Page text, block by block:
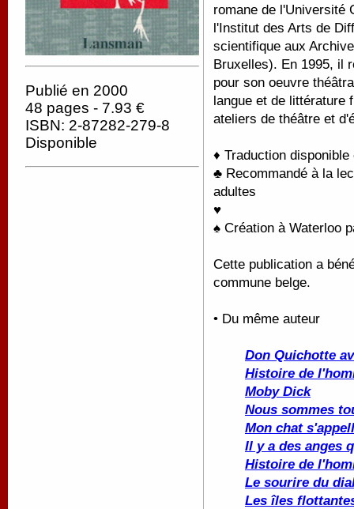
Publié en 2000
48 pages - 7.93 €
ISBN: 2-87282-279-8
Disponible
romane de l'Université
l'Institut des Arts de
scientifique aux
Bruxelles). En 1995, il
pour son oeuvre
langue et de littérature
ateliers de théâtre et
♦ Traduction
♣ Recommandé à la
adultes
♥
♠ Création à Waterloo
Cette publication a
commune belge.
• Du même auteur
Don Quichotte
Histoire de
Moby Dick
Nous sommes
Mon chat
Il y a des anges
Histoire de
Le sourire du
Les îles